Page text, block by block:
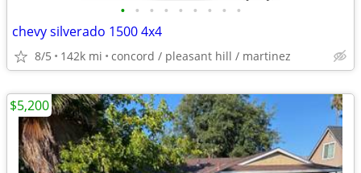
• • • • • • • • •
chevy silverado 1500 4x4
8/5 142k mi concord / pleasant hill / martinez
$5,200